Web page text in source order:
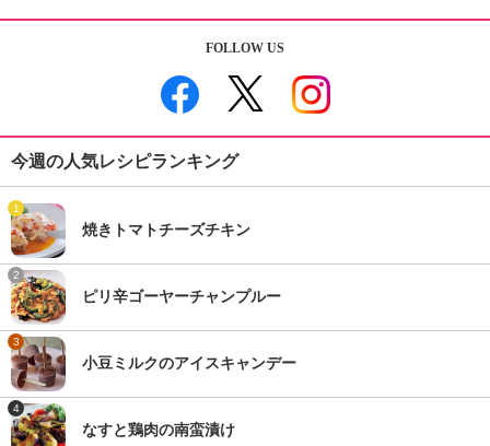
FOLLOW US
今週の人気レシピランキング
1
焼きトマトチーズチキン
2
ピリ辛ゴーヤーチャンプルー
3
小豆ミルクのアイスキャンデー
4
なすと鶏肉の南蛮漬け